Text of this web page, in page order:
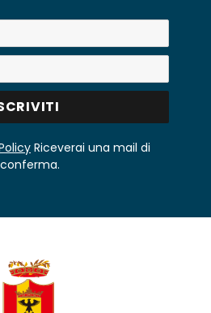
Riceverai una mail di
conferma.